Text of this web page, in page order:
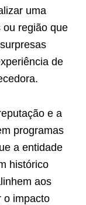
uma
ou região que
de
e a
programas
a entidade
histórico
aos
o impacto